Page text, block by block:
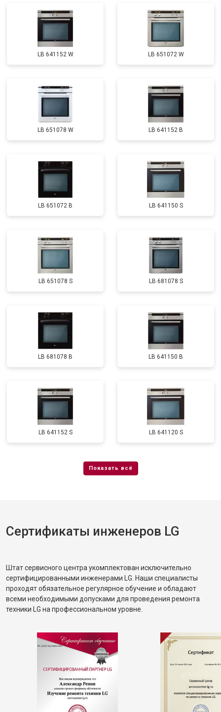
LB 641152 W LB 651072 W
LB 651078 W LB 641152 B
LB 651072 B LB 641150 S
LB 651078 S LB 681078 S
LB 681078 B LB 641150 B
LB 641152 S LB 641120 S
Сертификаты инженеров LG
Штат сервисного центра укомплектован исключительно
сертифицированными инженерами LG. Наши специалисты
проходят обязательное регулярное обучение и обладают
всеми необходимыми допусками для проведения ремонта
техники LG на профессиональном уровне.